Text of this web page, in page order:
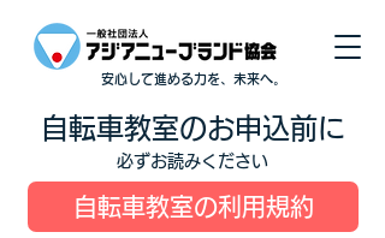
安心して進める力を、未来へ。
自転車教室のお申込前に
必ずお読みください
自転車教室の利用規約